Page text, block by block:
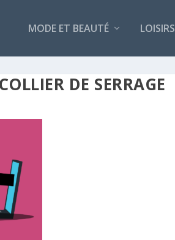
MODE ET BEAUTÉ LOISIRS
DE SERRAGE